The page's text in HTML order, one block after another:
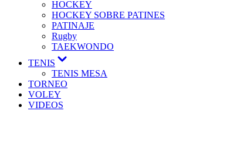
HOCKEY
HOCKEY SOBRE PATINES
PATINAJE
Rugby
TAEKWONDO
TENIS
TENIS MESA
TORNEO
VOLEY
VIDEOS